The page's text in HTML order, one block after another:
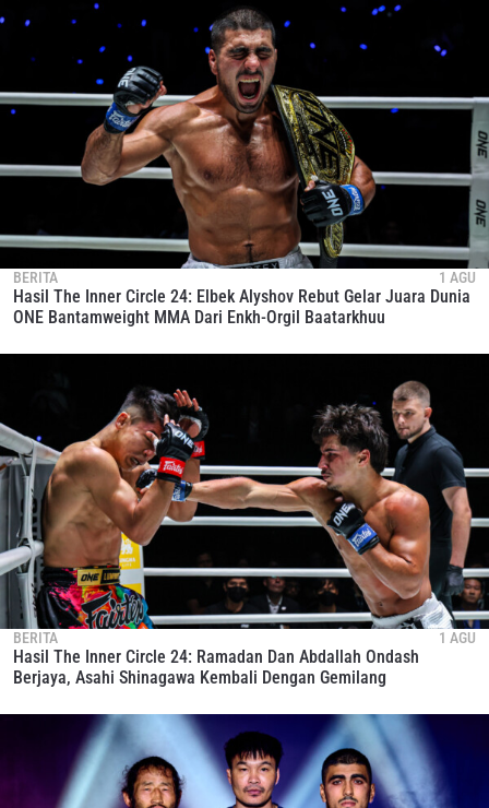
BERITA 1 AGU
Hasil The Inner Circle 24: Elbek Alyshov Rebut Gelar Juara Dunia
ONE Bantamweight MMA Dari Enkh-Orgil Baatarkhuu
BERITA 1 AGU
Hasil The Inner Circle 24: Ramadan Dan Abdallah Ondash
Berjaya, Asahi Shinagawa Kembali Dengan Gemilang